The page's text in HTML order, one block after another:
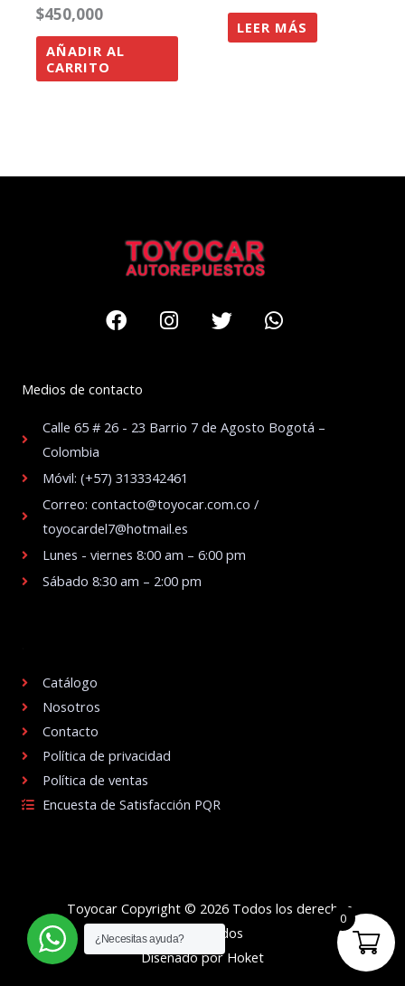
$450,000
AÑADIR AL
CARRITO
LEER MÁS
FacebookInstagram
TwitterWhatsapp
Medios de contacto
Calle 65 # 26 - 23 Barrio 7 de Agosto Bogotá –
Colombia
Móvil: (+57) 3133342461
Correo: contacto@toyocar.com.co /
toyocardel7@hotmail.es
Lunes - viernes 8:00 am – 6:00 pm
Sábado 8:30 am – 2:00 pm
Catálogo
Nosotros
Contacto
Política de privacidad
Política de ventas
Encuesta de Satisfacción PQR
Toyocar Copyright © 2026 Todos los derechos
reservados
Diseñado por Hoket
¿Necesitas ayuda?
0